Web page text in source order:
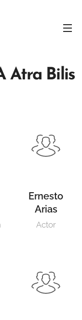
Atra Bilis
Ernesto
Arias
Actor